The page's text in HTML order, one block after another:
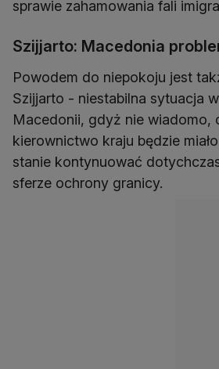
sprawie zahamowania fali
Szijjarto: Macedonia
Powodem do niepokoju jest
Szijjarto - niestabilna sytuacja
Macedonii, gdyż nie wiadomo,
kierownictwo kraju będzie
stanie kontynuować
sferze ochrony granicy.